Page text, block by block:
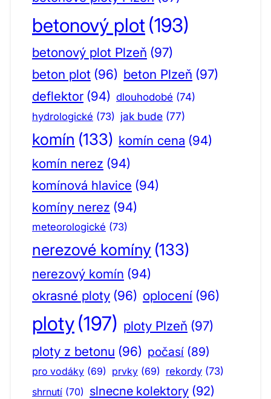
betonový plot (193)
betonový plot Plzeň (97)
beton plot (96) beton Plzeň (97)
deflektor (94) dlouhodobé (74)
hydrologické (73) jak bude (77)
komín (133) komín cena (94)
komín nerez (94)
komínová hlavice (94)
komíny nerez (94)
meteorologické (73)
nerezové komíny (133)
nerezový komín (94)
okrasné ploty (96) oplocení (96)
ploty(197) ploty Plzeň (97)
ploty z betonu (96) počasí (89)
pro vodáky (69) prvky (69) rekordy (73)
shrnutí (70) slnecne kolektory (92)